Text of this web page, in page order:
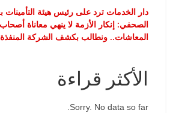
دار الخدمات ترد على رئيس هيئة التأمينات
الصحفي: إنكار الأزمة لا ينهي معاناة أصحاب
المعاشات.. ونطالب بكشف الشركة المنفذة
الأكثر قراءة
Sorry. No data so far.